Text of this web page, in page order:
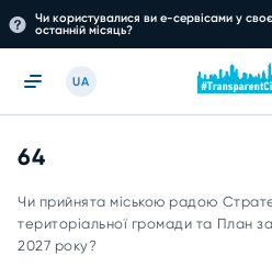
Чи користувалися ви е-сервісами у
останній місяць?
UA
64
Чи прийнята міською радою
територіальної громади та План
2027 року?